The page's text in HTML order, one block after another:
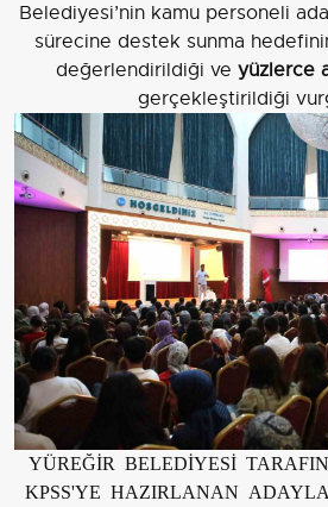
Belediyesi’nin kamu personeli
sürecine destek sunma
değerlendirildiği ve yüzlerce
gerçekleştirildiği
YÜREĞİR BELEDİYESİ
KPSS'YE HAZIRLANAN